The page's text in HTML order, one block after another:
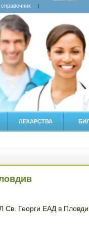
ЛЕКАРСТВА
Георги ЕАД в